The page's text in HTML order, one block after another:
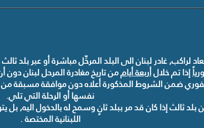
لراكب, غادر لبنان الى البلد المرحِّلمباشرةأوعبر بلد ثالث
إذا تم خلالأربعة أياممن تاريخ مغادرة المرحل لبنان دون
الفوري ضمن الشروط المذكورة أعلاهدونموافقة مسبقة من
نفسها أو الرحلة التي تلي.
بلد ثالث إذا كان قد مر ببلد ثانٍ وسمح له بالدخول اليه,
اللبنانية المختصة.